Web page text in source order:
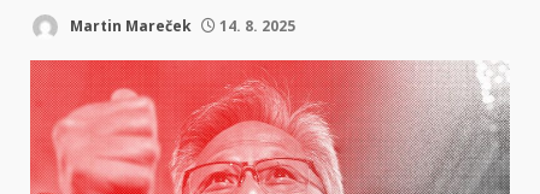
Martin Mareček 14. 8. 2025